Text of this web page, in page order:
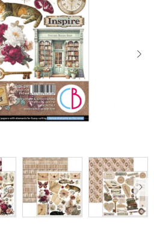
objednávka
Oblíbené ♥️
podmínky
údajů
Ověřování recenzí